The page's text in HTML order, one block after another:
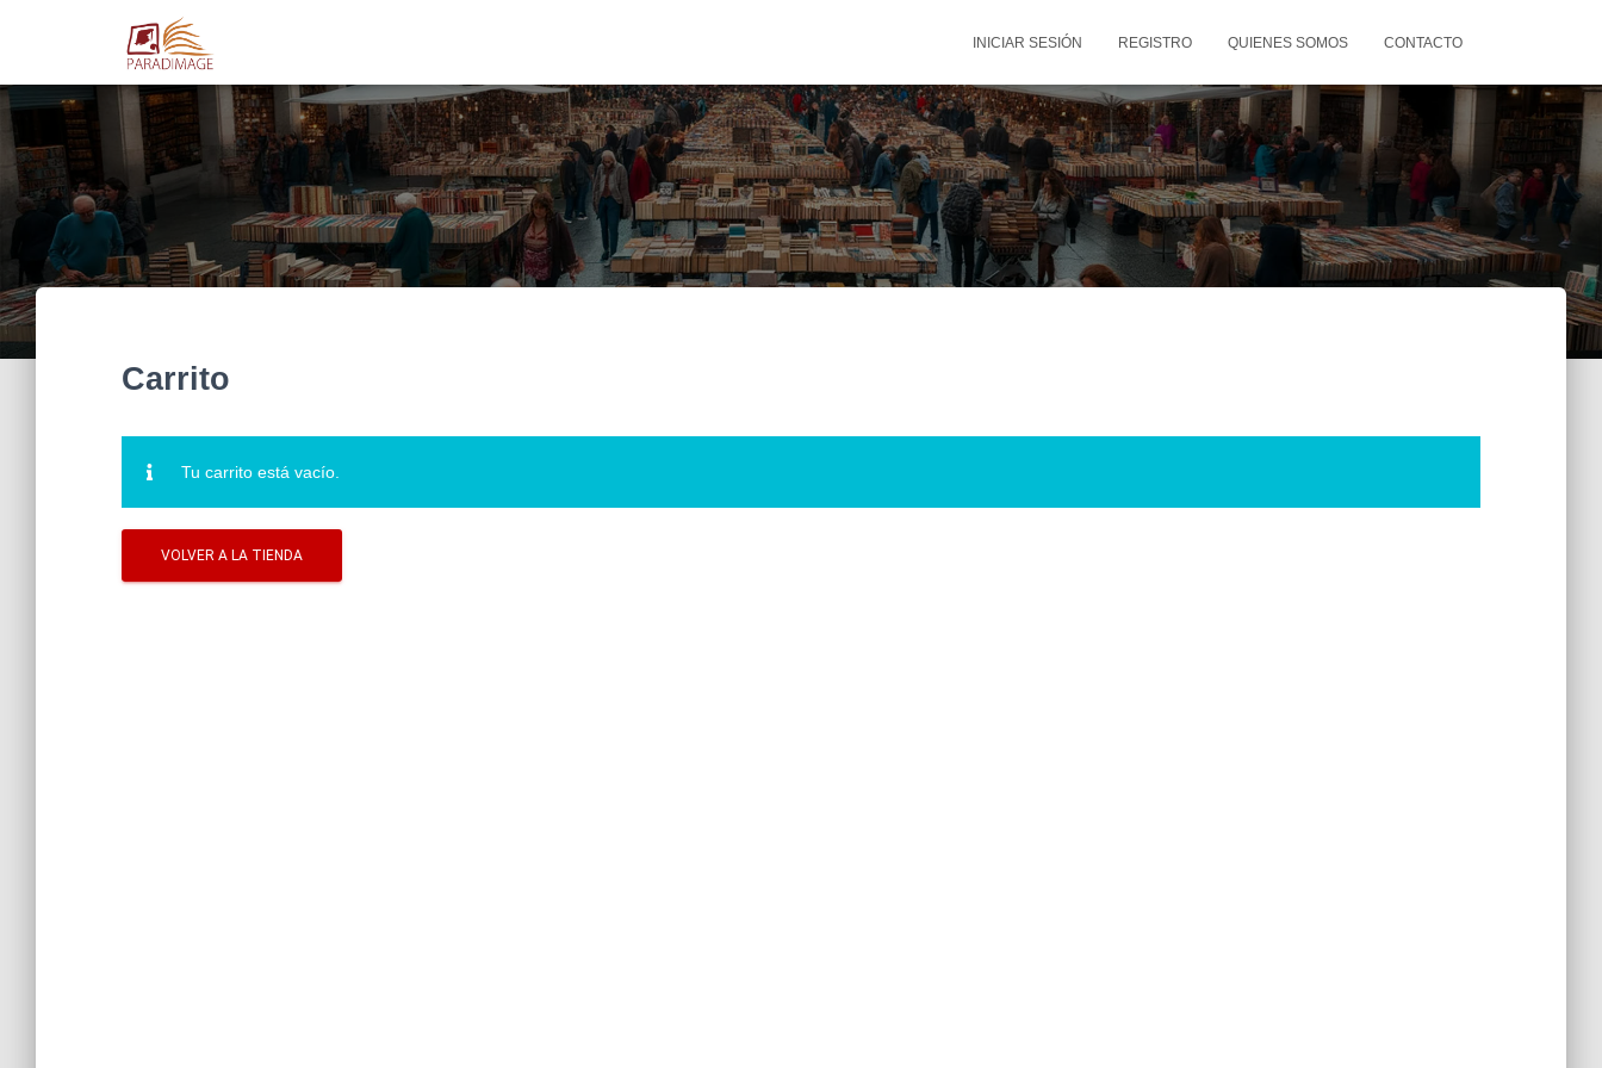
INICIAR SESIÓN REGISTRO QUIENES SOMOS CONTACTO
Carrito
Tu carrito está vacío.
VOLVER A LA TIENDA